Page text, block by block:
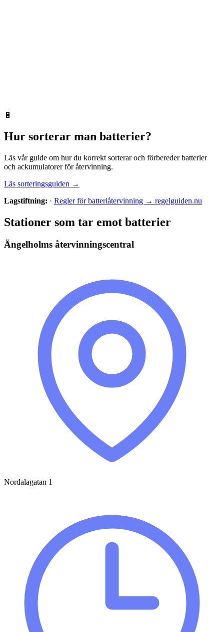
🔋
Hur sorterar man batterier?
Läs vår guide om hur du korrekt sorterar och förberederbatterier
och ackumulatorerför återvinning.
Läs sorteringsguiden →
Lagstiftning: · Regler för batteriåtervinning → regelguiden.nu
Stationer som tar emot batterier
Ängelholms återvinningscentral
Nordalagatan 1